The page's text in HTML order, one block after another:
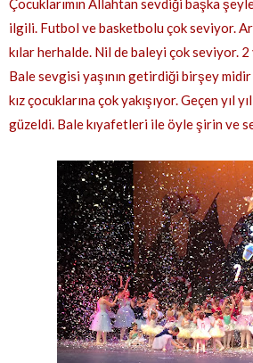
Çocuklarımın Allahtan sevdiği başka
ilgili. Futbol ve basketbolu çok seviyor.
kılar herhalde. Nil de baleyi çok seviyor.
Bale sevgisi yaşının getirdiği birşey
kız çocuklarına çok yakışıyor. Geçen yıl
güzeldi. Bale kıyafetleri ile öyle şirin ve